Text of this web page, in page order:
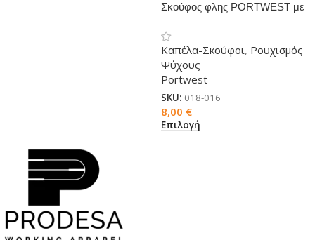
Σκούφος φλης PORTWEST με
Καπέλα-Σκούφοι, Ρουχισμός
Ψύχους
Portwest
SKU: 018-016
8,00 €
Επιλογή